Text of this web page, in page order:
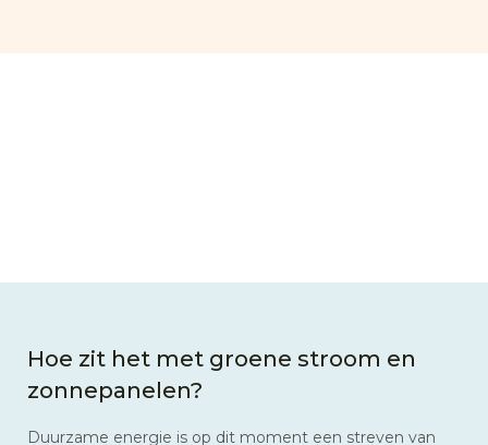
Hoe zit het met groene stroom en
zonnepanelen?
Duurzame energie is op dit moment een streven van